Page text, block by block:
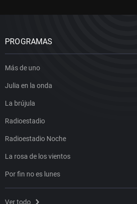
PROGRAMAS
Más de uno
Julia en la onda
La brújula
Radioestadio
Radioestadio Noche
La rosa de los vientos
Por fin no es lunes
Ver todo